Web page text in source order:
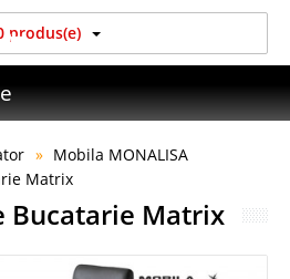
produs(e)
Mobila MONALISA
Matrix
Bucatarie Matrix